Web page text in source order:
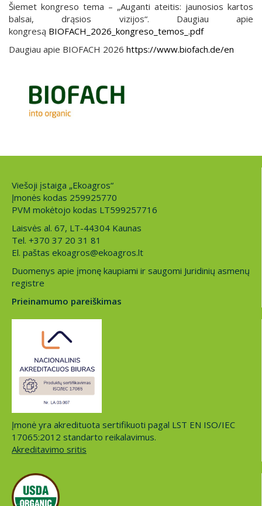
Šiemet kongreso tema – „Auganti ateitis: jaunosios kartos
balsai, drąsios vizijos“. Daugiau apie
kongresą BIOFACH_2026_kongreso_temos_.pdf
Daugiau apie BIOFACH 2026 https://www.biofach.de/en
Viešoji įstaiga „Ekoagros“
Įmonės kodas 259925770
PVM mokėtojo kodas LT599257716
Laisvės al. 67, LT-44304 Kaunas
Tel. +370 37 20 31 81
El. paštas ekoagros@ekoagros.lt
Duomenys apie įmonę kaupiami ir saugomi Juridinių asmenų
registre
Prieinamumo pareiškimas
Įmonė yra akredituota sertifikuoti pagal LST EN ISO/IEC
17065:2012 standarto reikalavimus.
Akreditavimo sritis